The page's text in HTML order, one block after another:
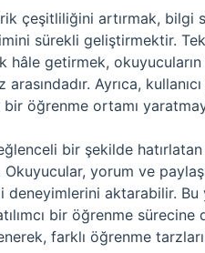
çeşitliliğini artırmak, bilgi
sürekli geliştirmektir.
hâle getirmek,
Ayrıca,
öğrenme ortamı
bir şekilde hatırlatan
yorum ve
deneyimlerini aktarabilir. Bu
bir öğrenme sürecine
farklı öğrenme